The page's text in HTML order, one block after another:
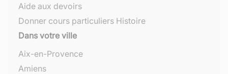
Aide aux devoirs
Donner cours particuliers Histoire
Dans votre ville
Aix-en-Provence
Amiens